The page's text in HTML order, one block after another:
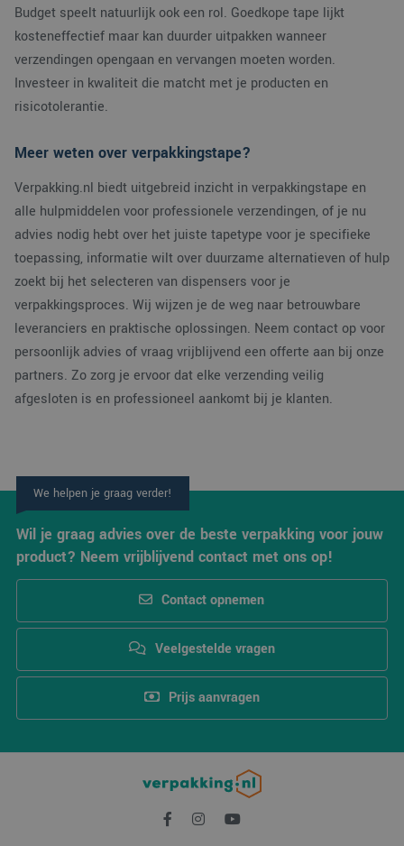
Budget speelt natuurlijk ook een rol. Goedkope tape lijkt
kosteneffectief maar kan duurder uitpakken wanneer
verzendingen opengaan en vervangen moeten worden.
Investeer in kwaliteit die matcht met je producten en
risicotolerantie.
Meer weten over verpakkingstape?
Verpakking.nl biedt uitgebreid inzicht in verpakkingstape en
alle hulpmiddelen voor professionele verzendingen, of je nu
advies nodig hebt over het juiste tapetype voor je specifieke
toepassing, informatie wilt over duurzame alternatieven of hulp
zoekt bij het selecteren van dispensers voor je
verpakkingsproces. Wij wijzen je de weg naar betrouwbare
leveranciers en praktische oplossingen. Neem contact op voor
persoonlijk advies of vraag vrijblijvend een offerte aan bij onze
partners. Zo zorg je ervoor dat elke verzending veilig
afgesloten is en professioneel aankomt bij je klanten.
We helpen je graag verder!
Wil je graag advies over de beste verpakking voor jouw
product? Neem vrijblijvend contact met ons op!
Contact opnemen
Veelgestelde vragen
Prijs aanvragen